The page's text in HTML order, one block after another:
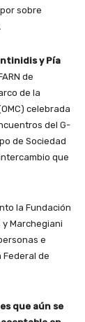
sobre
y Pía
de
de la
celebrada
del G-
de Sociedad
que
la Fundación
Marchegiani
e
de
que aún se